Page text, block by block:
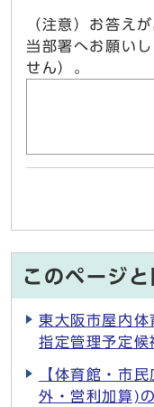
（注意）お答え
当部署へお願い
せん）。
このページ
東大阪市屋内体
指定管理予定候
【体育館・市
外・営利加算)